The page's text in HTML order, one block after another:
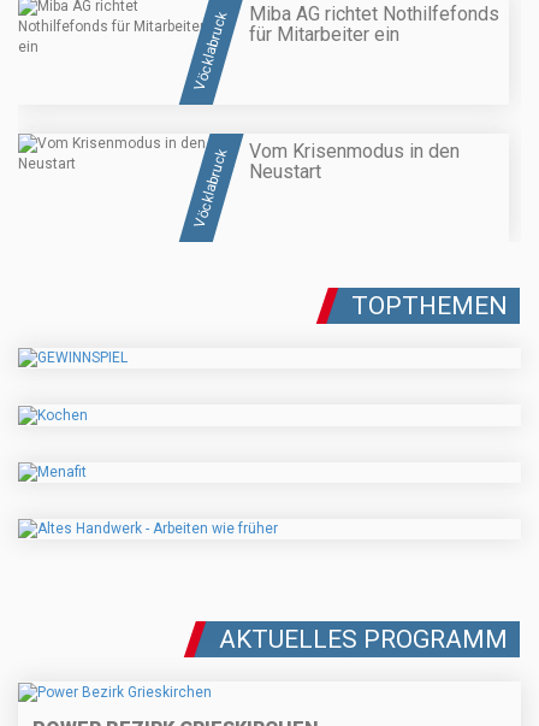
Vöcklabruck
Miba AG richtet Nothilfefonds
für Mitarbeiter ein
Vöcklabruck
Vom Krisenmodus in den
Neustart
TOPTHEMEN
AKTUELLES PROGRAMM